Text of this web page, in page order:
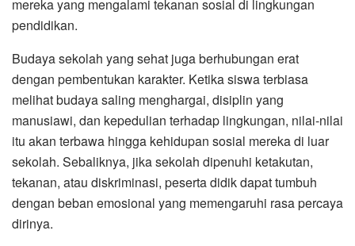
mereka yang mengalami tekanan sosial di lingkungan
pendidikan.
Budaya sekolah yang sehat juga berhubungan erat
dengan pembentukan karakter. Ketika siswa terbiasa
melihat budaya saling menghargai, disiplin yang
manusiawi, dan kepedulian terhadap lingkungan, nilai-nilai
itu akan terbawa hingga kehidupan sosial mereka di luar
sekolah. Sebaliknya, jika sekolah dipenuhi ketakutan,
tekanan, atau diskriminasi, peserta didik dapat tumbuh
dengan beban emosional yang memengaruhi rasa percaya
dirinya.